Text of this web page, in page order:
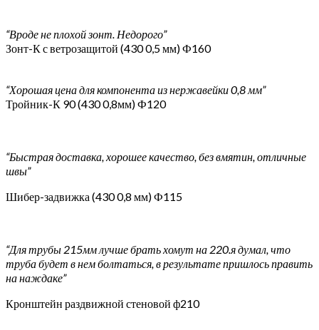
“Вроде не плохой зонт. Недорого”
Зонт-К с ветрозащитой (430 0,5 мм) Ф160
“Хорошая цена для компонента из нержавейки 0,8 мм”
Тройник-К 90 (430 0,8мм) Ф120
“Быстрая доставка, хорошее качество, без вмятин, отличные
швы”
Шибер-задвижка (430 0,8 мм) Ф115
“Для трубы 215мм лучше брать хомут на 220.я думал, что
труба будет в нем болтаться, в результате пришлось править
на наждаке”
Кронштейн раздвижной стеновой ф210